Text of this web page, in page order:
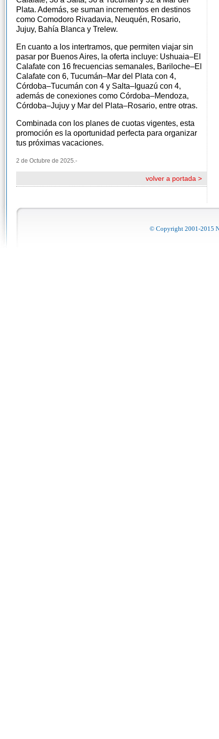
Plata. Además, se suman incrementos en destinos
como Comodoro Rivadavia, Neuquén, Rosario,
Jujuy, Bahía Blanca y Trelew.
En cuanto a los intertramos, que permiten viajar sin
pasar por Buenos Aires, la oferta incluye: Ushuaia–El
Calafate con 16 frecuencias semanales, Bariloche–El
Calafate con 6, Tucumán–Mar del Plata con 4,
Córdoba–Tucumán con 4 y Salta–Iguazú con 4,
además de conexiones como Córdoba–Mendoza,
Córdoba–Jujuy y Mar del Plata–Rosario, entre otras.
Combinada con los planes de cuotas vigentes, esta
promoción es la oportunidad perfecta para organizar
tus próximas vacaciones.
2 de Octubre de 2025.-
volver a portada >
© Copyright 2001-2015